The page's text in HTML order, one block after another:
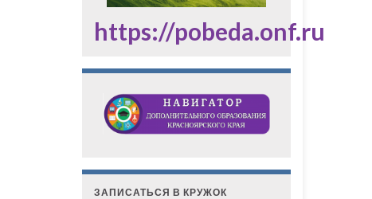
https://pobeda.onf.ru
ЗАПИСАТЬСЯ В КРУЖОК